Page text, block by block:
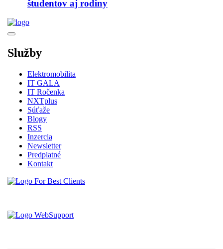
študentov aj rodiny
Služby
Elektromobilita
IT GALA
IT Ročenka
NXTplus
Súťaže
Blogy
RSS
Inzercia
Newsletter
Predplatné
Kontakt